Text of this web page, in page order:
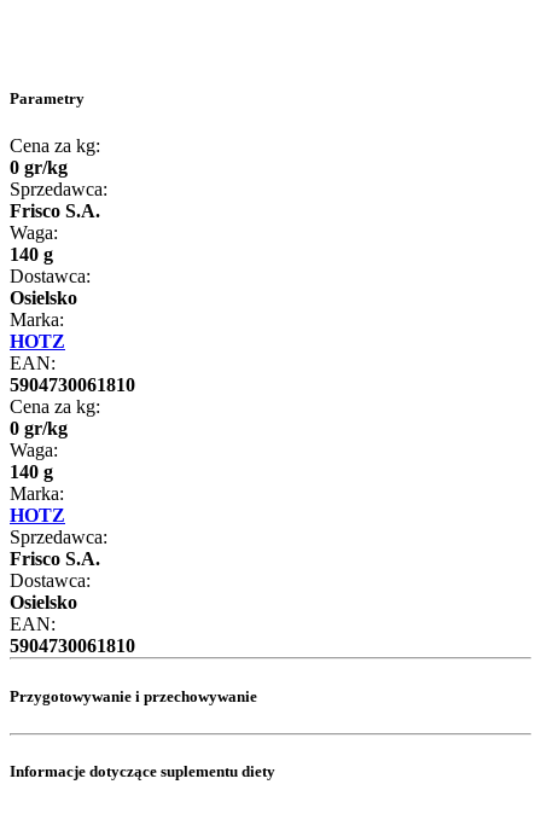
Parametry
Cena za kg:
0 gr/kg
Sprzedawca:
Frisco S.A.
Waga:
140 g
Dostawca:
Osielsko
Marka:
HOTZ
EAN:
5904730061810
Cena za kg:
0 gr/kg
Waga:
140 g
Marka:
HOTZ
Sprzedawca:
Frisco S.A.
Dostawca:
Osielsko
EAN:
5904730061810
Przygotowywanie i przechowywanie
Informacje dotyczące suplementu diety